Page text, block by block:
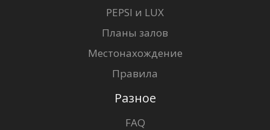
PEPSI и LUX
Планы залов
Местонахождение
Правила
Разное
FAQ